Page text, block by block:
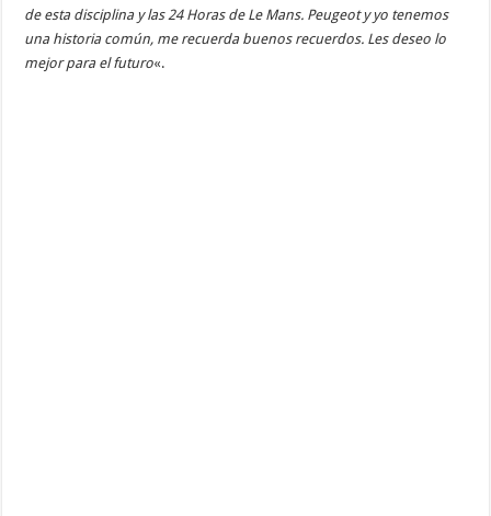
de esta disciplina y las 24 Horas de Le Mans. Peugeot y yo tenemos
una historia común, me recuerda buenos recuerdos. Les deseo lo
mejor para el futuro«.